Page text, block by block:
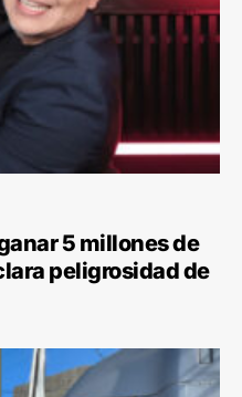
5 millones de
peligrosidad de